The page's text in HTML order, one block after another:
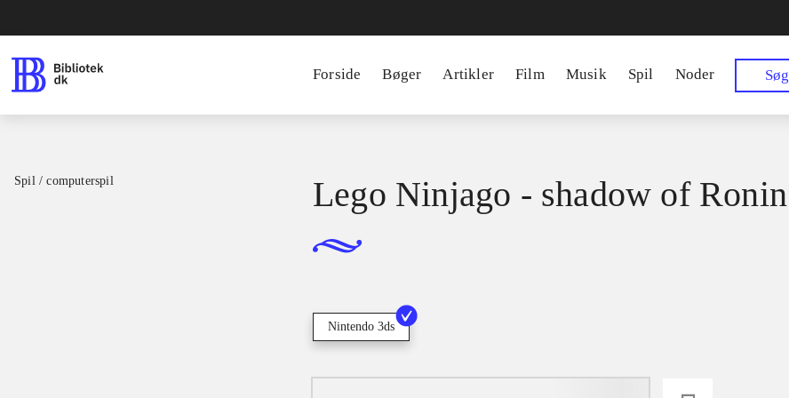
Forside Bøger Artikler Film Musik Spil Noder Søg
Spil / computerspil Lego Ninjago - shadow of Ronin
Nintendo 3ds